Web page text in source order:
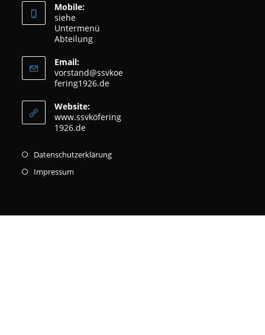
Mobile:
siehe
Untermenü
Abteilung
Email:
vorstand@ssvkoe
fering1926.de
Website:
www.ssvköfering
1926.de
Datenschutzerklärung
Impressum